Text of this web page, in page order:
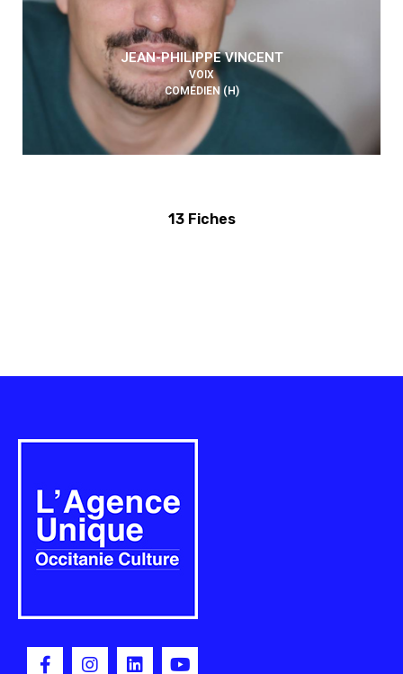
JEAN-PHILIPPE VINCENT
VOIX
COMÉDIEN (H)
13 Fiches